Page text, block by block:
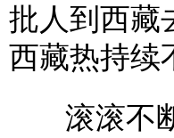
批人到西藏
西藏热持续
滚滚不断